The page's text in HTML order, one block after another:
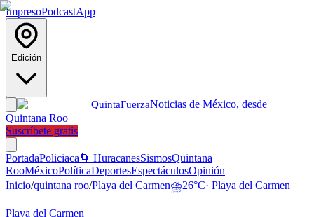
ImpresoPodcastApp
Edición
QuintaFuerzaNoticias de México, desde
Quintana Roo
Suscríbete gratis
PortadaPoliciaca 🌀 HuracanesSismosQuintana
RooMéxicoPolíticaDeportesEspectáculosOpinión
Inicio/quintana roo/Playa del Carmen⛈️26°C· Playa del Carmen
Playa del Carmen